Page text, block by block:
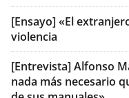
[Ensayo] «El
violencia
[Entrevista] Alfonso
nada más necesario